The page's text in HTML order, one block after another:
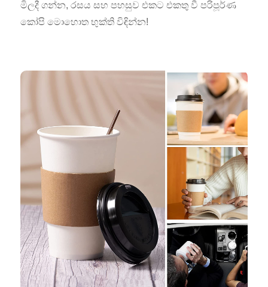
මිලදී ගන්න, රසය සහ පහසුව එකට එකතු වී පරිපූර්ණ
කෝපි මොහොත භුක්ති විඳින්න!